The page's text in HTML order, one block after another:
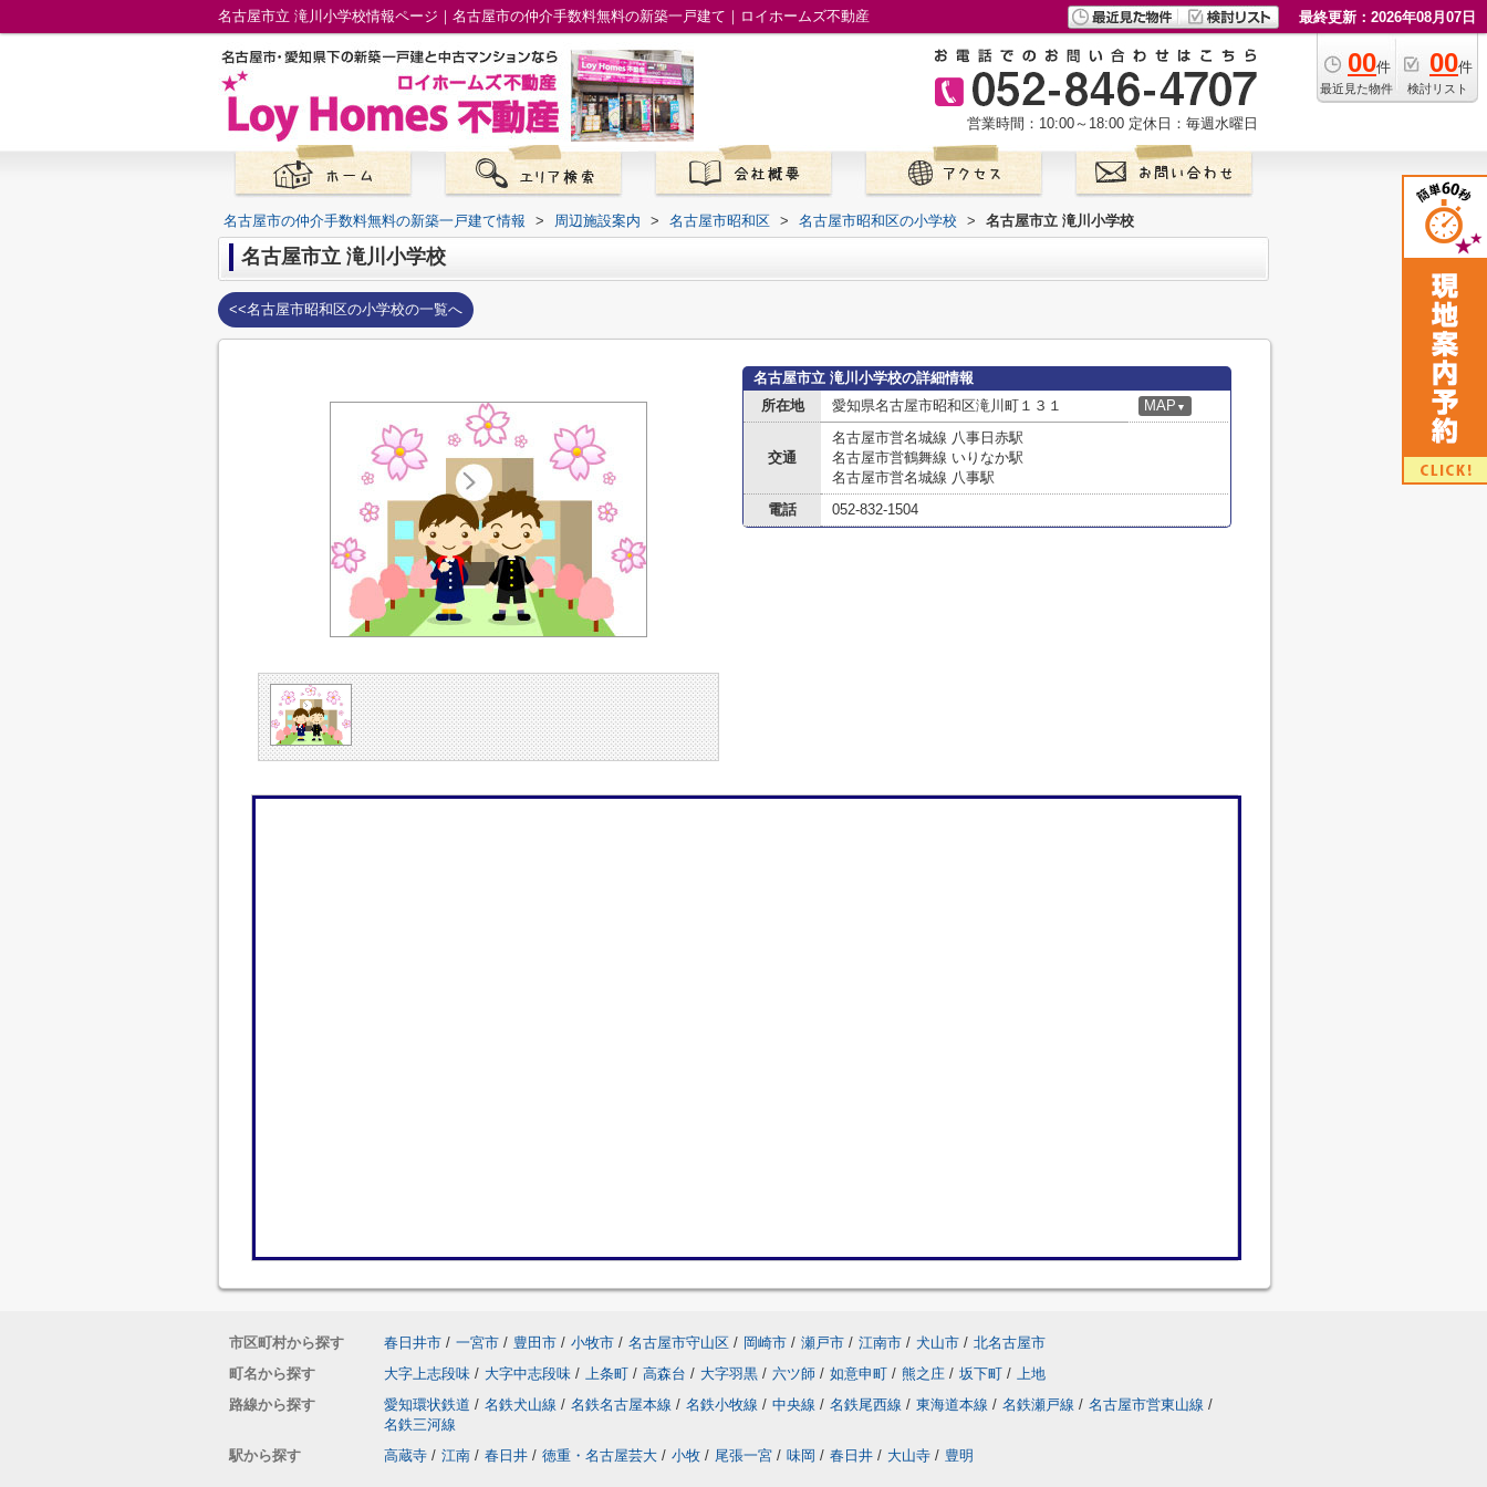
名古屋市立 滝川小学校情報ページ｜名古屋市の仲介手数料無料の新築一戸建て｜ロイホームズ不動産 最終更新：2026年08月07日
00件
最近見た物件
00件
検討リスト
営業時間：10:00～18:00 定休日：毎週水曜日
名古屋市の仲介手数料無料の新築一戸建て情報 > 周辺施設案内 > 名古屋市昭和区 > 名古屋市昭和区の小学校 > 名古屋市立 滝川小学校
名古屋市立 滝川小学校
<<名古屋市昭和区の小学校の一覧へ
名古屋市立 滝川小学校の詳細情報
所在地
愛知県名古屋市昭和区滝川町１３１ MAP ▼
交通
名古屋市営名城線 八事日赤駅
名古屋市営鶴舞線 いりなか駅
名古屋市営名城線 八事駅
電話
052-832-1504
市区町村から探す 春日井市 / 一宮市 / 豊田市 / 小牧市 / 名古屋市守山区 / 岡崎市 / 瀬戸市 / 江南市 / 犬山市 / 北名古屋市
町名から探す
大字上志段味 / 大字中志段味 / 上条町 / 高森台 / 大字羽黒 / 六ツ師 / 如意申町 / 熊之庄 / 坂下町 / 上地
路線から探す
愛知環状鉄道 / 名鉄犬山線 / 名鉄名古屋本線 / 名鉄小牧線 / 中央線 / 名鉄尾西線 / 東海道本線 / 名鉄瀬戸線 / 名古屋市営東山線 /
名鉄三河線
駅から探す
高蔵寺 / 江南 / 春日井 / 徳重・名古屋芸大 / 小牧 / 尾張一宮 / 味岡 / 春日井 / 大山寺 / 豊明